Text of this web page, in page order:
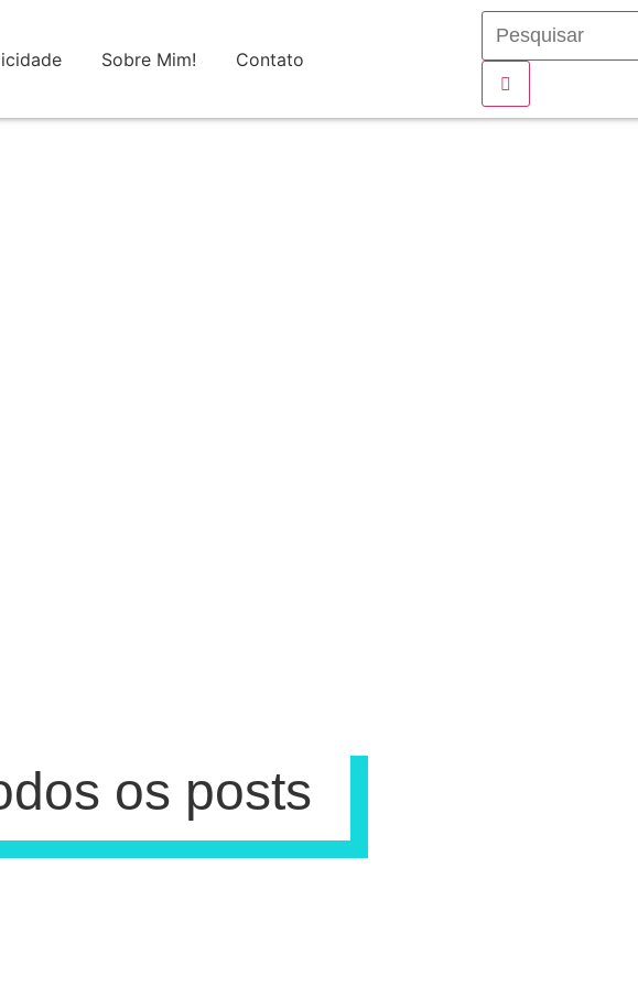
Sobre Mim! Contato
os posts